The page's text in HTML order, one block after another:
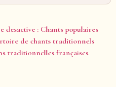
desactive : Chants populaires
de chants traditionnels
traditionnelles françaises